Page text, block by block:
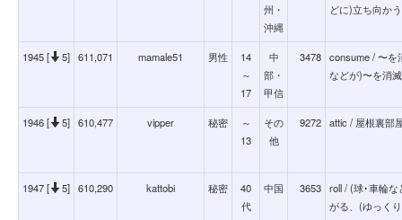
州・
沖縄
どに)立ち向かう
1945 [ 5] 611,071 mamale51 男性
14
～
17
中
部・
甲信
3478 consume / 〜を
などが)〜を消
1946 [ 5] 610,477 vipper 秘密
～
13
その
他
9272 attic / 屋根裏部
1947 [ 5] 610,290 kattobi 秘密
40
代
中国 3653 roll / (球･車輪
がる、(ゆっく